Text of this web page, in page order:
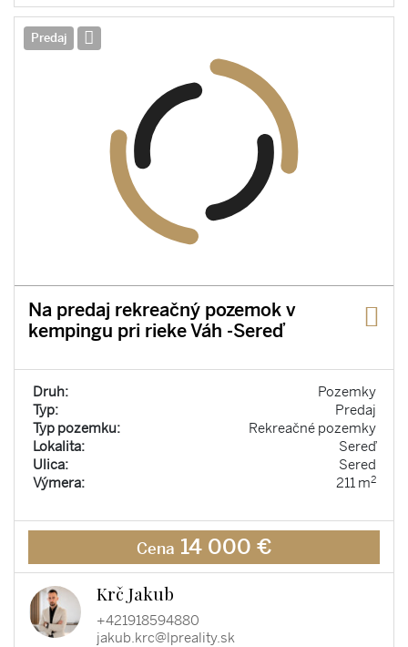
Predaj
Na predaj rekreačný pozemok v
kempingu pri rieke Váh -Sereď
Druh:
Pozemky
Typ:
Predaj
Typ pozemku:
Rekreačné pozemky
Lokalita:
Sereď
Ulica:
Sered
Výmera:
211 m2
Cena 14 000 €
Krč Jakub
+421918594880
jakub.krc@lpreality.sk